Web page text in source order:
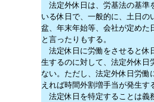
法定外休日は、労基法の基準
いる休日で、一般的に、土日の
盆、年末年始等、会社が定めた
と言ったりもする。
法定休日に労働をさせると休
生するのに対して、法定外休日
ない。ただし、法定外休日労働
えれば時間外割増手当が発生す
法定休日を特定することは義